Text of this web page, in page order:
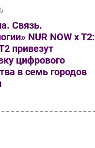
Связь.
NUR NOW x T2:
привезут
цифрового
в семь городов